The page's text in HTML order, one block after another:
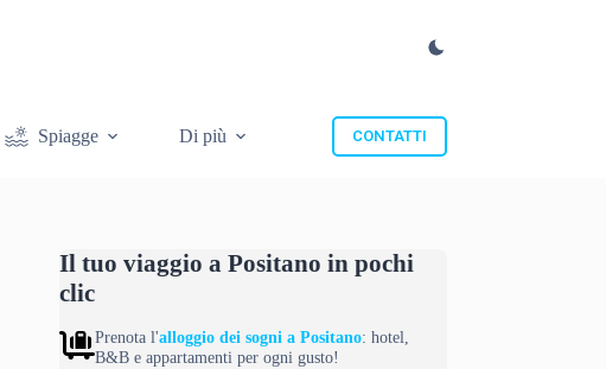
Spiagge Di più CONTATTI
Il tuo viaggio a Positano in pochi
clic
Prenota l'alloggio dei sogni a Positano: hotel,
B&B e appartamenti per ogni gusto!